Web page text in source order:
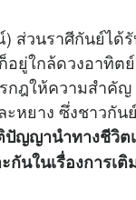
ส่วนราศีกันย์ได้
อยู่ใกล้ดวงอาทิต
กฎให้ความสำคั
หยาง ซึ่งชาวกั
ญญานำทางชีวิต
นในเรื่องการเ